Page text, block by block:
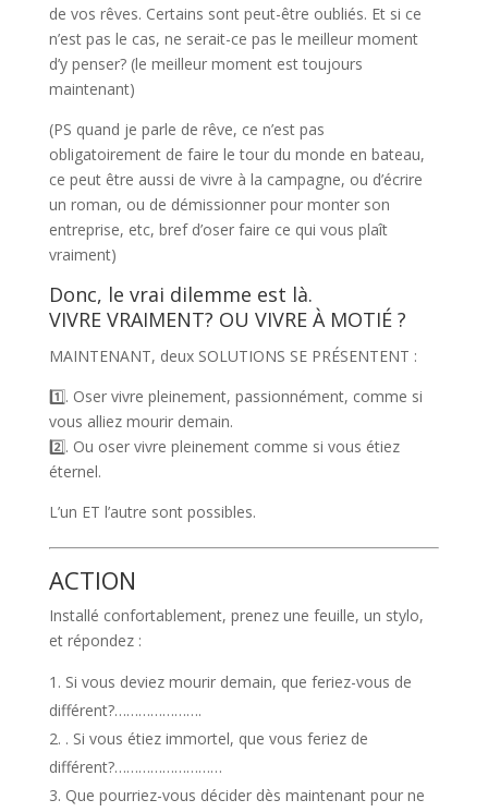
de vos rêves. Certains sont peut-être oubliés. Et si ce
n’est pas le cas, ne serait-ce pas le meilleur moment
d’y penser? (le meilleur moment est toujours
maintenant)
(PS quand je parle de rêve, ce n’est pas
obligatoirement de faire le tour du monde en bateau,
ce peut être aussi de vivre à la campagne, ou d’écrire
un roman, ou de démissionner pour monter son
entreprise, etc, bref d’oser faire ce qui vous plaît
vraiment)
Donc, le vrai dilemme est là.
VIVRE VRAIMENT? OU VIVRE À MOTIÉ ?
MAINTENANT, deux SOLUTIONS SE PRÉSENTENT :
1️⃣. Oser vivre pleinement, passionnément, comme si
vous alliez mourir demain.
2️⃣. Ou oser vivre pleinement comme si vous étiez
éternel.
L’un ET l’autre sont possibles.
ACTION
Installé confortablement, prenez une feuille, un stylo,
et répondez :
Si vous deviez mourir demain, que feriez-vous de
différent?………………….
. Si vous étiez immortel, que vous feriez de
différent?………………………
Que pourriez-vous décider dès maintenant pour ne